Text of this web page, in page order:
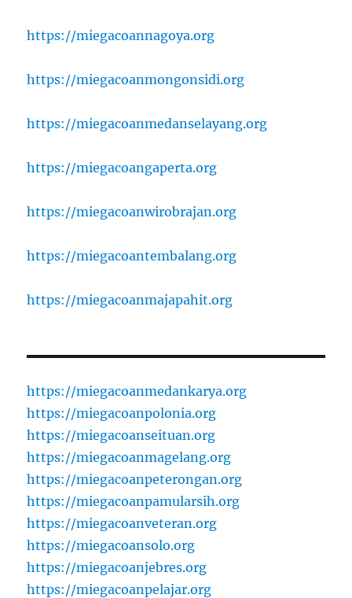
https://miegacoannagoya.org
https://miegacoanmongonsidi.org
https://miegacoanmedanselayang.org
https://miegacoangaperta.org
https://miegacoanwirobrajan.org
https://miegacoantembalang.org
https://miegacoanmajapahit.org
https://miegacoanmedankarya.org
https://miegacoanpolonia.org
https://miegacoanseituan.org
https://miegacoanmagelang.org
https://miegacoanpeterongan.org
https://miegacoanpamularsih.org
https://miegacoanveteran.org
https://miegacoansolo.org
https://miegacoanjebres.org
https://miegacoanpelajar.org